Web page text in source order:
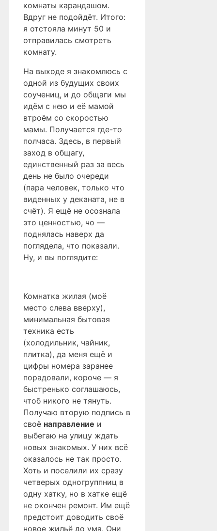
комнаты карандашом.
Вдруг не подойдёт. Итого:
я отстояла минут 50 и
отправилась смотреть
комнату.
На выходе я знакомлюсь с
одной из будущих своих
соучениц, и до общаги мы
идём с нею и её мамой
втроём со скоростью
мамы. Получается где-то
полчаса. Здесь, в первый
заход в общагу,
единственный раз за весь
день не было очереди
(пара человек, только что
виденных у деканата, не в
счёт). Я ещё не осознала
это ценностью, чо —
поднялась наверх да
поглядела, что показали.
Ну, и вы поглядите:
Комнатка жилая (моё
место слева вверху),
минимальная бытовая
техника есть
(холодильник, чайник,
плитка), да меня ещё и
цифры номера заранее
порадовали, короче — я
быстренько соглашаюсь,
чтоб никого не тянуть.
Получаю вторую подпись в
своё направление и
выбегаю на улицу ждать
новых знакомых. У них всё
оказалось не так просто.
Хоть и поселили их сразу
четверых одногруппниц в
одну хатку, но в хатке ещё
не окончен ремонт. Им ещё
предстоит доводить своё
новое жильё до ума. Они